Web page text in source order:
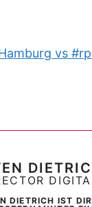
vs
DIETRICH IST